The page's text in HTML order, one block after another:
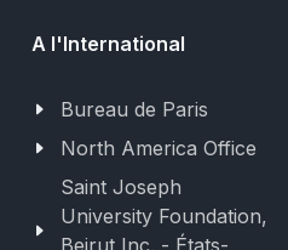
A l'International
Bureau de Paris
North America Office
Saint Joseph
University Foundation,